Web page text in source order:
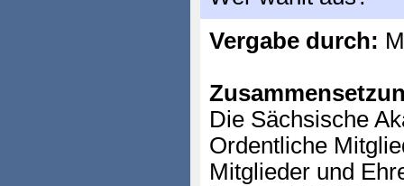
Vergabe durch:
Die Sächsische
Ordentliche
Mitglieder und